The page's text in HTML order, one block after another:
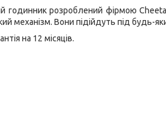
годинник розроблений фірмою
механізм. Вони підійдуть під будь-
на 12 місяців.